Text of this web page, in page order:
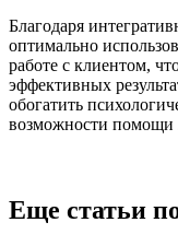
Благодаря
оптимально
работе с клиентом,
эффективных
обогатить
возможности помощи
Еще статьи